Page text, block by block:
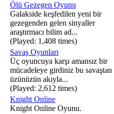
Ölü Gezegen Oyunu
Galakside keşfedilen yeni bir
gezegenden gelen sinyaller
araştırmacı bilim ad...
(Played: 1,408 times)
Savaş Oyunları
Üç oyuncuya karşı amansız bir
mücadeleye girdiniz bu savaştan
üzünüzün akıyla...
(Played: 2,612 times)
Knight Online
Knight Online Oyunu.